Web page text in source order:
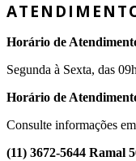
Horário de
Segunda à Sexta, das
Horário de
Consulte informações em
(11) 3672-5644 Ramal